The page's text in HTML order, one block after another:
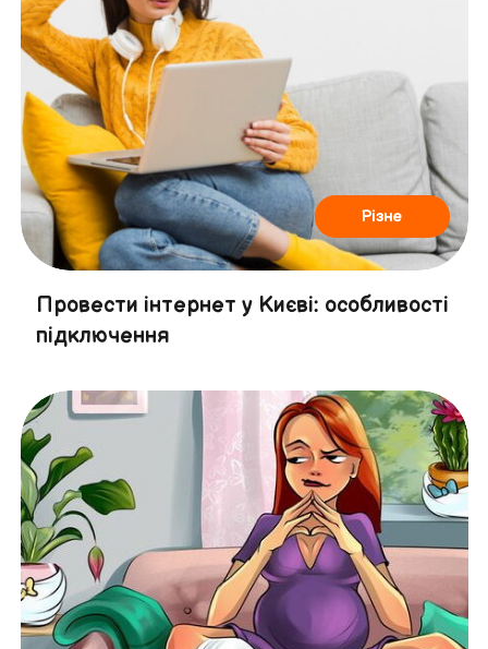
Різне
Провести інтернет у Києві: особливості
підключення